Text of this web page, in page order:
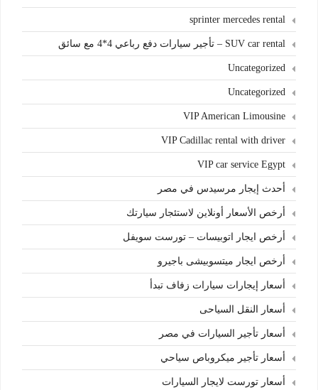
sprinter mercedes rental
SUV car rental – تأجير سيارات دفع رباعي 4*4 مع سائق
Uncategorized
Uncategorized
VIP American Limousine
VIP Cadillac rental with driver
VIP car service Egypt
أحدث إيجار مرسيدس في مصر
أرخص الأسعار أونلاين لاستئجار سيارتك
أرخص ايجار اتوبيسات – تورست سويفل
أرخص ايجار ميتسوبيشى باجيرو
أسعار إيجارات سيارات زفاف تبدأ
أسعار النقل السياحى
أسعار تأجير السيارات في مصر
أسعار تأجير ميكروباص سياحي
أسعار تورست لايجار السيارات